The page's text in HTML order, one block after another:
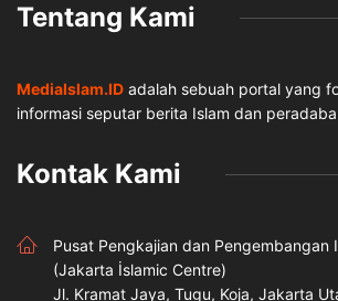
Tentang Kami
MediaIslam.ID adalah sebuah portal yang
informasi seputar berita Islam dan
Kontak Kami
Pusat Pengkajian dan Pengembangan
(Jakarta İslamic Centre)
Jl. Kramat Jaya, Tugu, Koja, Jakarta